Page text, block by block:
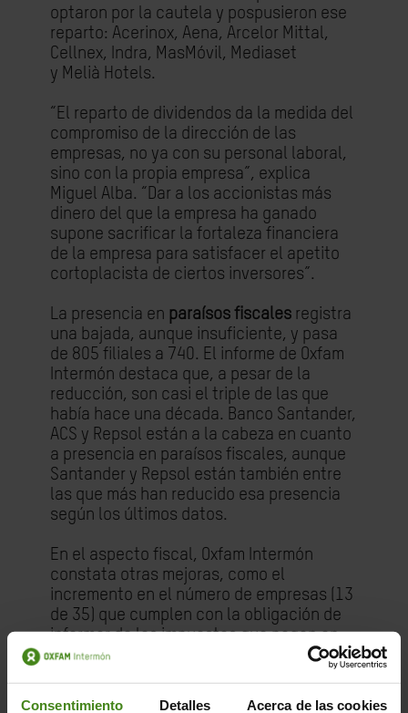
Consentimiento Detalles Acerca de las cookies
optaron por la cautela y pospusieron ese
reparto: Acerinox, Aena, Arcelor Mittal,
Cellnex, Indra, MasMóvil, Mediaset
y Melià Hotels.
“El reparto de dividendos da la medida del
compromiso de la dirección de las
empresas, no ya con su personal laboral,
sino con la propia empresa”, explica
Miguel Alba. “Dar a los accionistas más
dinero del que la empresa ha ganado
supone sacrificar la fortaleza financiera
de la empresa para satisfacer el apetito
cortoplacista de ciertos inversores”.
La presencia en paraísos fiscales registra
una bajada, aunque insuficiente, y pasa
de 805 filiales a 740. El informe de Oxfam
Intermón destaca que, a pesar de la
reducción, son casi el triple de las que
había hace una década. Banco Santander,
ACS y Repsol están a la cabeza en cuanto
a presencia en paraísos fiscales, aunque
Santander y Repsol están también entre
las que más han reducido esa presencia
según los últimos datos.
En el aspecto fiscal, Oxfam Intermón
constata otras mejoras, como el
incremento en el número de empresas (13
de 35) que cumplen con la obligación de
informar de los impuestos que pagan en
cada país. Eso sí, sólo 5 llegan a pagar
una proporción adecuada respecto al tipo